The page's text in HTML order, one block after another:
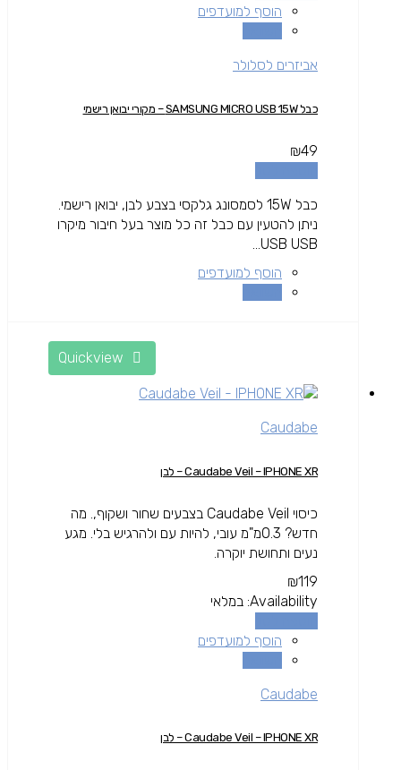
הוסף למועדפים
אביזרים לסלולר
כבל SAMSUNG MICRO USB 15W – מקורי יבואן רישמי
₪49
כבל 15W לסמסונג גלקסי בצבע לבן, יבואן רישמי.
ניתן להטעין עם כבל זה כל מוצר בעל חיבור מיקרו
USB USB...
הוסף למועדפים
Caudabe
Caudabe Veil – IPHONE XR – לבן
כיסוי Caudabe Veil בצבעים שחור ושקוף,. מה
חדש? 0.3מ"מ עובי, להיות עם ולהרגיש בלי. מגע
נעים ותחושת יוקרה.
₪119
Availability: במלאי
הוסף למועדפים
Caudabe
Caudabe Veil – IPHONE XR – לבן